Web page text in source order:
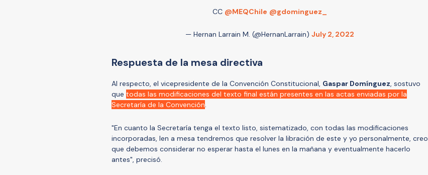
CC @MEQChile @gdominguez_
— Hernan Larrain M. (@HernanLarrain) July 2, 2022
Respuesta de la mesa directiva
Al respecto, el vicepresidente de la Convención Constitucional, Gaspar Domínguez, sostuvo
que todas las modificaciones del texto final están presentes en las actas enviadas por la
Secretaría de la Convención.
"En cuanto la Secretaría tenga el texto listo, sistematizado, con todas las modificaciones
incorporadas, len a mesa tendremos que resolver la libración de este y yo personalmente, creo
que debemos considerar no esperar hasta el lunes en la mañana y eventualmente hacerlo
antes", precisó.